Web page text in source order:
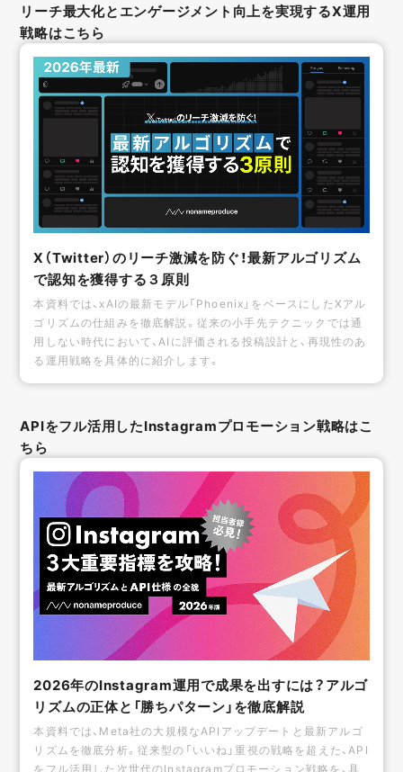
リーチ最大化とエンゲージメント向上を実現するX運用
戦略はこちら
X（Twitter）のリーチ激減を防ぐ！最新アルゴリズム
で認知を獲得する３原則
本資料では、xAIの最新モデル「Phoenix」をベースにしたXアル
ゴリズムの仕組みを徹底解説。従来の小手先テクニックでは通
用しない時代において、AIに評価される投稿設計と、再現性のあ
る運用戦略を具体的に紹介します。
APIをフル活用したInstagramプロモーション戦略はこ
ちら
2026年のInstagram運用で成果を出すには？アルゴ
リズムの正体と「勝ちパターン」を徹底解説
本資料では、Meta社の大規模なAPIアップデートと最新アルゴ
リズムを徹底分析。従来型の「いいね」重視の戦略を超えた、API
をフル活用した次世代のInstagramプロモーション戦略を、具